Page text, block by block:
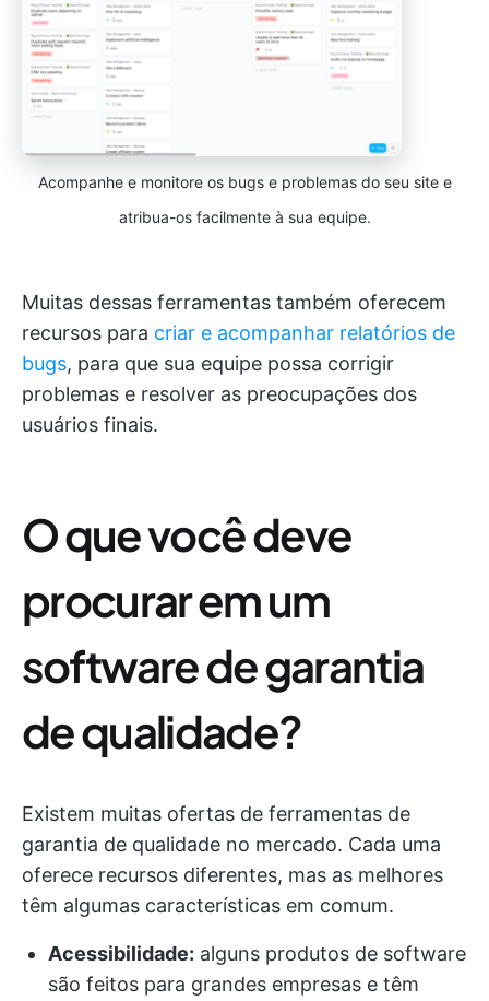
Acompanhe e monitore os bugs e problemas do seu site e
atribua-os facilmente à sua equipe.
Muitas dessas ferramentas também oferecem
recursos para criar e acompanhar relatórios de
bugs, para que sua equipe possa corrigir
problemas e resolver as preocupações dos
usuários finais.
O que você deve
procurar em um
software de garantia
de qualidade?
Existem muitas ofertas de ferramentas de
garantia de qualidade no mercado. Cada uma
oferece recursos diferentes, mas as melhores
têm algumas características em comum.
Acessibilidade: alguns produtos de software
são feitos para grandes empresas e têm